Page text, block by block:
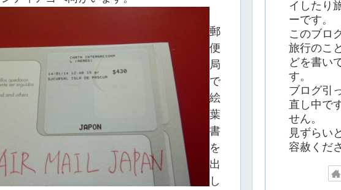
郵
便
局
で
絵
葉
書
を
出
し
イしたり
ーです。
このブロ
旅行のこ
どを書い
す。
ブログ引
直し中で
せん。
見ずらい
容赦くだ